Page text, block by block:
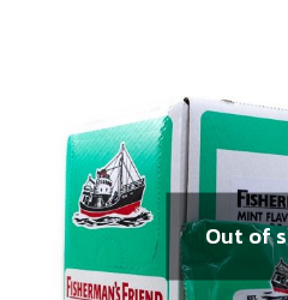
Out of